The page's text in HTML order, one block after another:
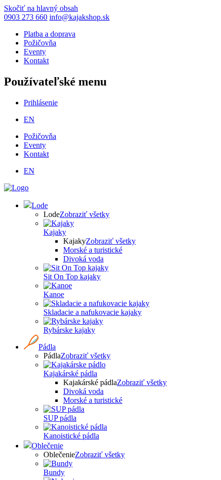
Skočiť na hlavný obsah
0903 273 660 info@kajakshop.sk
Platba a doprava
Požičovňa
Eventy
Kontakt
Používateľské menu
Prihlásenie
EN
Požičovňa
Eventy
Kontakt
EN
Lode
LodeZobraziť všetky
Kajaky
KajakyZobraziť všetky
Morské a turistické
Divoká voda
Sit On Top kajaky
Kanoe
Skladacie a nafukovacie kajaky
Rybárske kajaky
Pádla
PádlaZobraziť všetky
Kajakárské pádla
Kajakárské pádlaZobraziť všetky
Divoká voda
Morské a turistické
SUP pádla
Kanoistické pádla
Oblečenie
OblečenieZobraziť všetky
Bundy